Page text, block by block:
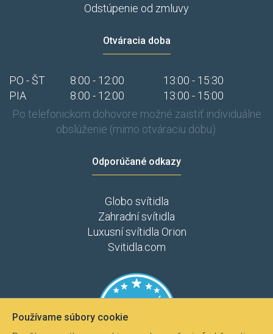
Odstúpenie od zmluvy
Otváracia doba
PO - ŠT 8:00 - 12:00
13:00 - 15:30
PIA
8:00 - 12:00
13:00 - 15:00
Po telefonickom dohovore možné zaistiť individuálne
obslúženie (mimo otváraciu dobu).
Odporúčané odkazy
Globo svítidla
Zahradní svítidla
Luxusní svítidla Orion
Svitidla.com
Používame súbory cookie